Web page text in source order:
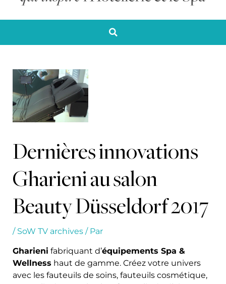
Dernières innovations
Gharieni au salon
Beauty Düsseldorf 2017
/ SoW TV archives/ Par
Gharieni fabriquant d’équipements Spa &
Wellness haut de gamme. Créez votre univers
avec les fauteuils de soins, fauteuils cosmétique,